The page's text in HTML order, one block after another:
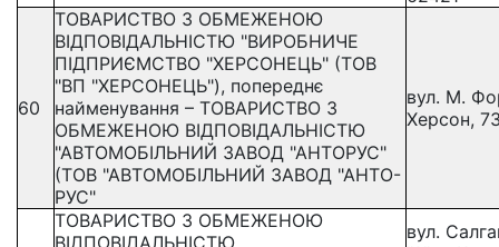
60
ТОВАРИСТВО З ОБМЕЖЕНОЮ
ВІДПОВІДАЛЬНІСТЮ "ВИРОБНИЧЕ
ПІДПРИЄМСТВО "ХЕРСОНЕЦЬ" (ТОВ
"ВП "ХЕРСОНЕЦЬ"), попереднє
найменування – ТОВАРИСТВО З
ОБМЕЖЕНОЮ ВІДПОВІДАЛЬНІСТЮ
"АВТОМОБІЛЬНИЙ ЗАВОД "АНТОРУС"
(ТОВ "АВТОМОБІЛЬНИЙ ЗАВОД "АНТО-
РУС"
вул. М.
Херсон,
ТОВАРИСТВО З ОБМЕЖЕНОЮ
ВІДПОВІДАЛЬНІСТЮ
вул.